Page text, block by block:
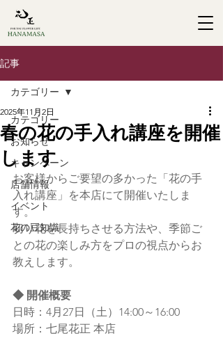
記事
カテゴリー
お知らせ
キャンペーン
店舗情報
イベント
花の豆知識
カテゴリー
春の花の手入れ講座を開催
します
2025年11月2日
お客様からご要望の多かった「花の手
入れ講座」を本店にて開催いたしま
す。
切り花を長持ちさせる方法や、季節ご
との花の楽しみ方をプロの視点からお
教えします。
◆ 開催概要
日時：4月27日（土）14:00～16:00
場所：七尾花正 本店